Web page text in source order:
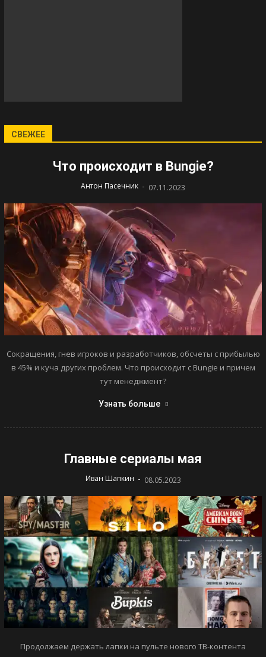
СВЕЖЕЕ
Что происходит в Bungie?
Антон Пасечник - 07.11.2023
Сокращения, гнев игроков и разработчиков, обсчеты с прибылью
в 45% и куча других проблем. Что происходит с Bungie и причем
тут менеджмент?
Узнать больше
Главные сериалы мая
Иван Шапкин - 08.05.2023
Продолжаем держать лапки на пульте нового ТВ-контента